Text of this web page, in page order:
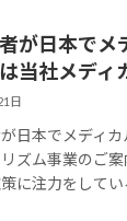
が日本でメ
当社メディ
日
日本でメディ
ズム事業のご
に注力をして